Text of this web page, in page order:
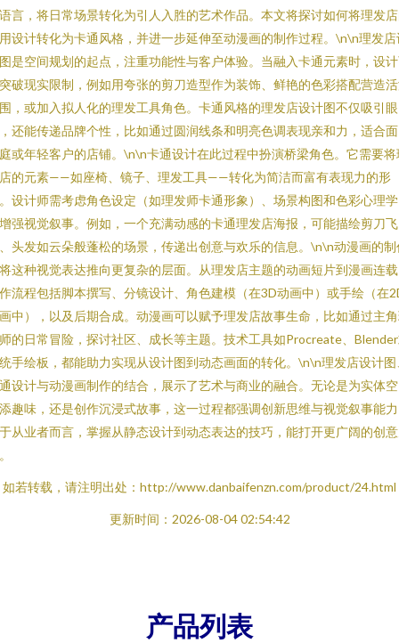
言，将日常场景转化为引人入胜的艺术作品。本文将探讨如何将理发
设计转化为卡通风格，并进一步延伸至动漫画的制作过程。\n\n理发店
是空间规划的起点，注重功能性与客户体验。当融入卡通元素时，设
破现实限制，例如用夸张的剪刀造型作为装饰、鲜艳的色彩搭配营造
，或加入拟人化的理发工具角色。卡通风格的理发店设计图不仅吸引眼
还能传递品牌个性，比如通过圆润线条和明亮色调表现亲和力，适合
或年轻客户的店铺。\n\n卡通设计在此过程中扮演桥梁角色。它需要将
的元素——如座椅、镜子、理发工具——转化为简洁而富有表现力的形
设计师需考虑角色设定（如理发师卡通形象）、场景构图和色彩心理
强视觉叙事。例如，一个充满动感的卡通理发店海报，可能描绘剪刀飞
头发如云朵般蓬松的场景，传递出创意与欢乐的信息。\n\n动漫画的制
这种视觉表达推向更复杂的层面。从理发店主题的动画短片到漫画连
流程包括脚本撰写、分镜设计、角色建模（在3D动画中）或手绘（在
中），以及后期合成。动漫画可以赋予理发店故事生命，比如通过主
的日常冒险，探讨社区、成长等主题。技术工具如Procreate、
手绘板，都能助力实现从设计图到动态画面的转化。\n\n理发店设计图
设计与动漫画制作的结合，展示了艺术与商业的融合。无论是为实体
趣味，还是创作沉浸式故事，这一过程都强调创新思维与视觉叙事能
从业者而言，掌握从静态设计到动态表达的技巧，能打开更广阔的创
如若转载，请注明出处：http://www.danbaifenzn.com/product/24.html
更新时间：2026-08-04 02:54:42
产品列表